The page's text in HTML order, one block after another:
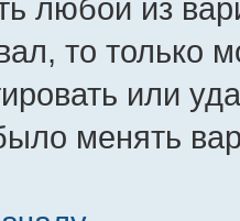
любой из
то только
или
менять